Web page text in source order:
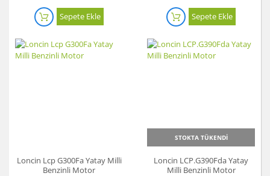
Sepete Ekle Sepete Ekle
Loncin Lcp G300Fa Yatay Milli
Benzinli Motor
STOKTA TÜKENDİ
Loncin LCP.G390Fda Yatay
Milli Benzinli Motor